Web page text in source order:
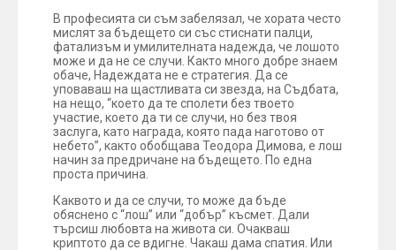
В професията си съм забелязал, че хората често
мислят за бъдещето си със стиснати палци,
фатализъм и умилителната надежда, че лошото
може и да не се случи. Както много добре знаем
обаче, Надеждата не е стратегия. Да се
уповаваш на щастливата си звезда, на Съдбата,
на нещо, “което да те сполети без твоето
участие, което да ти се случи, но без твоя
заслуга, като награда, която пада наготово от
небето”, както обобщава Теодора Димова, е лош
начин за предричане на бъдещето. По една
проста причина.
Каквото и да се случи, то може да бъде
обяснено с “лош” или “добър” късмет. Дали
търсиш любовта на живота си. Очакваш
криптото да се вдигне. Чакаш дама спатия. Или